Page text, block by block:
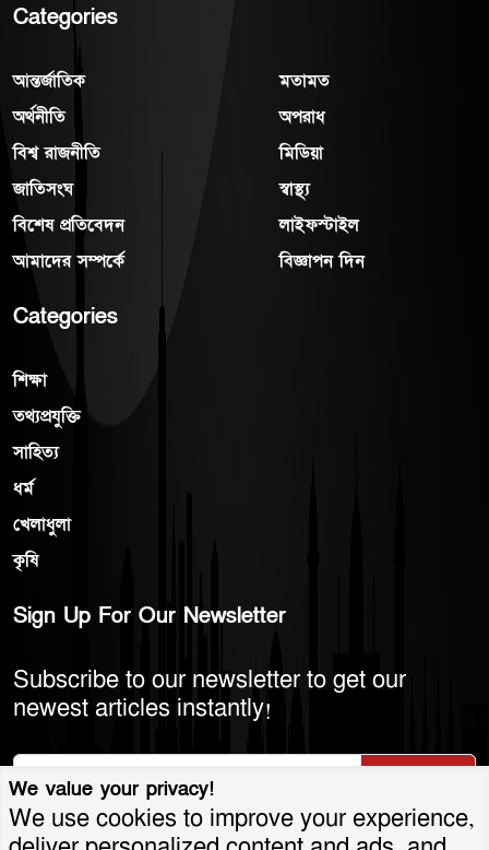
Categories
আন্তর্জাতিক
অর্থনীতি
বিশ্ব রাজনীতি
জাতিসংঘ
বিশেষ প্রতিবেদন
আমাদের সম্পর্কে
মতামত
অপরাধ
মিডিয়া
স্বাস্থ্য
লাইফস্টাইল
বিজ্ঞাপন দিন
Categories
শিক্ষা
তথ্যপ্রযুক্তি
সাহিত্য
ধর্ম
খেলাধুলা
কৃষি
Sign Up For Our Newsletter
Subscribe to our newsletter to get our
newest articles instantly!
We value your privacy!
We use cookies to improve your experience,